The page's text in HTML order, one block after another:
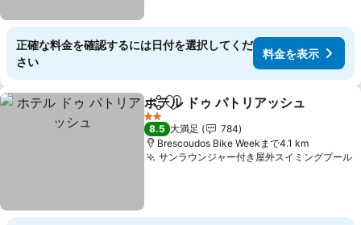
正確な料金を確認するには日付を選択してくだ
さい
料金を表示
シェアお気に入りに追加
ホテル ドゥ パトリアッシュ
2 ホテルのランク
8.5 大満足
784
Brescoudos Bike Weekまで4.1 km
サンラウンジャー付き屋外スイミングプール